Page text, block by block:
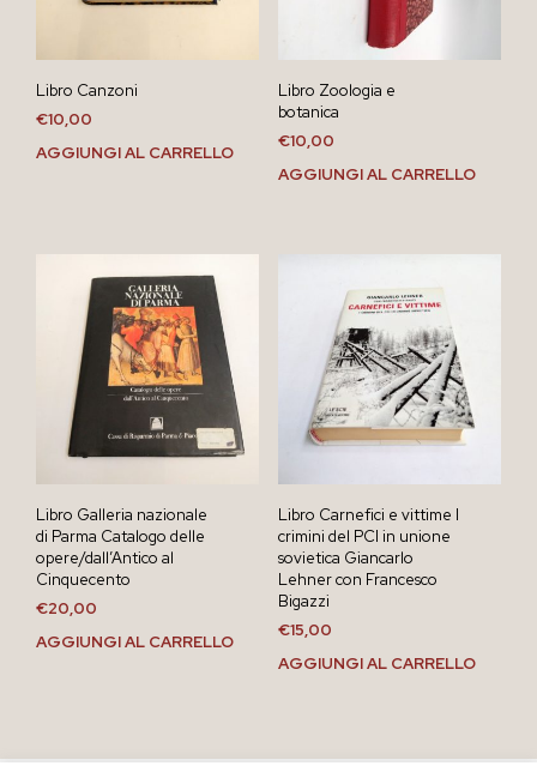
Libro Canzoni
€10,00
AGGIUNGI AL CARRELLO
Libro Zoologia e
botanica
€10,00
AGGIUNGI AL CARRELLO
Libro Galleria nazionale
di Parma Catalogo delle
opere/dall’Antico al
Cinquecento
€20,00
AGGIUNGI AL CARRELLO
Libro Carnefici e vittime I
crimini del PCI in unione
sovietica Giancarlo
Lehner con Francesco
Bigazzi
€15,00
AGGIUNGI AL CARRELLO